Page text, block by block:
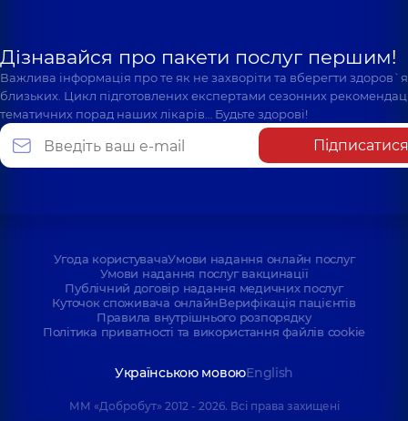
Дізнавайся про пакети послуг першим!
Важлива інформація про те як не захворіти та вберегти
близьких. Цикл підготовлених експертами сезонних
тематичних порад наших лікарів… Будьте здорові!
Підписатися
Угода користувачаУмови надання онлайн послуг
Умови надання послуг вакцинації
Публічний договір надання медичних послуг
Куточок споживача онлайнВерифікація пацієнтів
Правила внутрішнього розпорядку
Політика приватності та використання файлів cookie
Українською мовоюEnglish
ММ «Добробут» 2012 - 2026. Всі права захищені